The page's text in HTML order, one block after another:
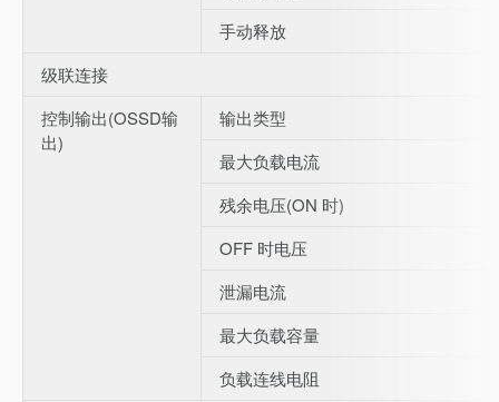
手动释放
级联连接
控制输出(OSSD输
出)
输出类型
最大负载电流
残余电压(ON 时)
OFF 时电压
泄漏电流
最大负载容量
负载连线电阻